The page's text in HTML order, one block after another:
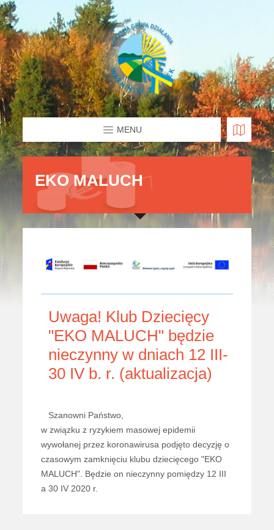
MENU
EKO MALUCH
Uwaga! Klub Dziecięcy
"EKO MALUCH" będzie
nieczynny w dniach 12 III-
30 IV b. r. (aktualizacja)
Szanowni Państwo,
w związku z ryzykiem masowej epidemii
wywołanej przez koronawirusa podjęto decyzję o
czasowym zamknięciu klubu dziecięcego "EKO
MALUCH". Będzie on nieczynny pomiędzy 12 III
a 30 IV 2020 r.